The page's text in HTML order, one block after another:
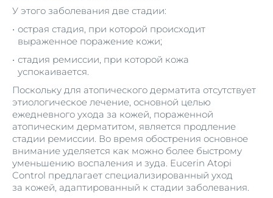
У этого заболевания две стадии:
острая стадия, при которой происходит
выраженное поражение кожи;
стадия ремиссии, при которой кожа
успокаивается.
Поскольку для атопического дерматита отсутствует
этиологическое лечение, основной целью
ежедневного ухода за кожей, пораженной
атопическим дерматитом, является продление
стадии ремиссии. Во время обострения основное
внимание уделяется как можно более быстрому
уменьшению воспаления и зуда. Eucerin Atopi
Control предлагает специализированный уход
за кожей, адаптированный к стадии заболевания.